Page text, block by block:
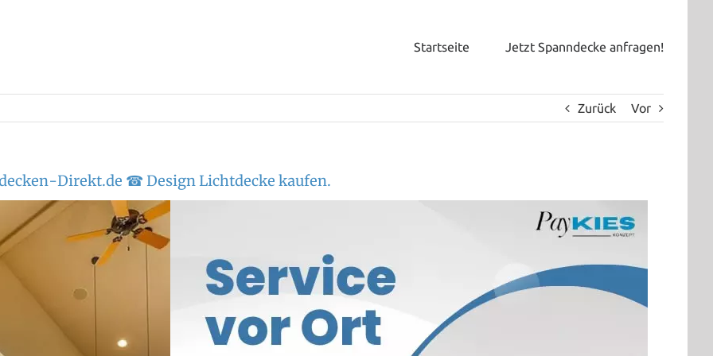
Startseite Jetzt Spanndecke anfragen!
Zurück Vor
Direkt.de ☎ Design Lichtdecke kaufen.